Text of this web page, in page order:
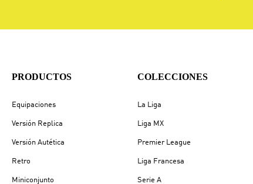
PRODUCTOS
Equipaciones
Versión Replica
Versión Autética
Retro
Miniconjunto
COLECCIONES
La Liga
Liga MX
Premier League
Liga Francesa
Serie A